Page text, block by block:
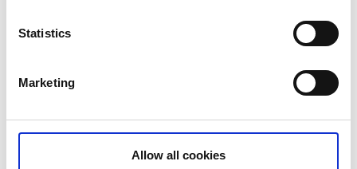
Statistics
Marketing
Allow all cookies
unbedingt mit Karte und Handy zu wandern, da der
Weg, im nördlichen Teil, weitab von Straßen lang
Karte Teil 1 (von 5. Juli 2019)
Karte Teil 2 (von 5. Juli 2019)